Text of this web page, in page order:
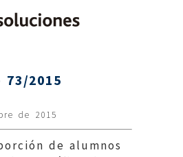
73/2015
de 2015
de alumnos